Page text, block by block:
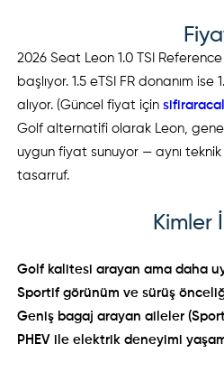
2026 Seat Leon 1.0 TSI
başlıyor. 1.5 eTSI FR donanım
alıyor. (Güncel fiyat için
Golf alternatifi olarak Leon,
uygun fiyat sunuyor — aynı
tasarruf.
Kimler
Golf kalitesi arayan ama daha
Sportif görünüm ve sürüş
Geniş bagaj arayan aileler
PHEV ile elektrik deneyimi